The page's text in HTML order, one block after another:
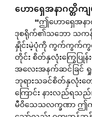
ဟောရှေအနာဂတ္တိကျ
“ဤဟောရှေအနာဂ
ဒုစရိုက်၏သဘော သကန်
နှိုင်းမဲ့ပုံကို ကွက်ကွက်ကွ
တိုင်း စိတ်နှလုံးကြွေပြု
အလေးအနက်ဆင်ခြင်
ဘုရားသခင်စိတ်နှလုံးတ
ကြောင်း နားလည်ရသည်
မီဝိသေသလက္ခဏာ ဤ